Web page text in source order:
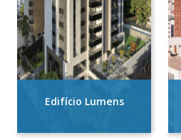
Edifício Lumens